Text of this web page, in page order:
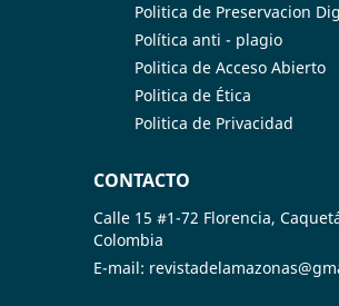
Politica de Preservacion
Política anti - plagio
Politica de Acceso Abierto
Politica de Ética
Politica de Privacidad
CONTACTO
Calle 15 #1-72 Florencia,
Colombia
E-mail: